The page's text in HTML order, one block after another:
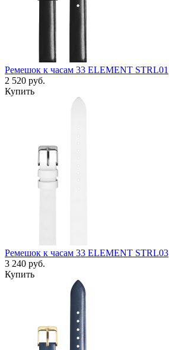
Ремешок к часам 33 ELEMENT STRL01
2 520 руб.
Купить
Ремешок к часам 33 ELEMENT STRL03
3 240 руб.
Купить